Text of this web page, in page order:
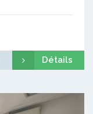
Détails